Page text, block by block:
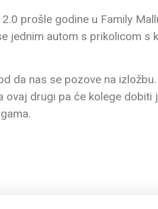
prošle godine u Family
jednim autom s prikolicom s
da nas se pozove na izložbu.
ovaj drugi pa će kolege dobiti